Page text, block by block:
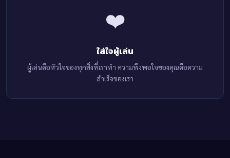
❤️
ใส่ใจผู้เล่น
ผู้เล่นคือหัวใจของทุกสิ่งที่เราทำ ความพึงพอใจของคุณคือความ
สำเร็จของเรา